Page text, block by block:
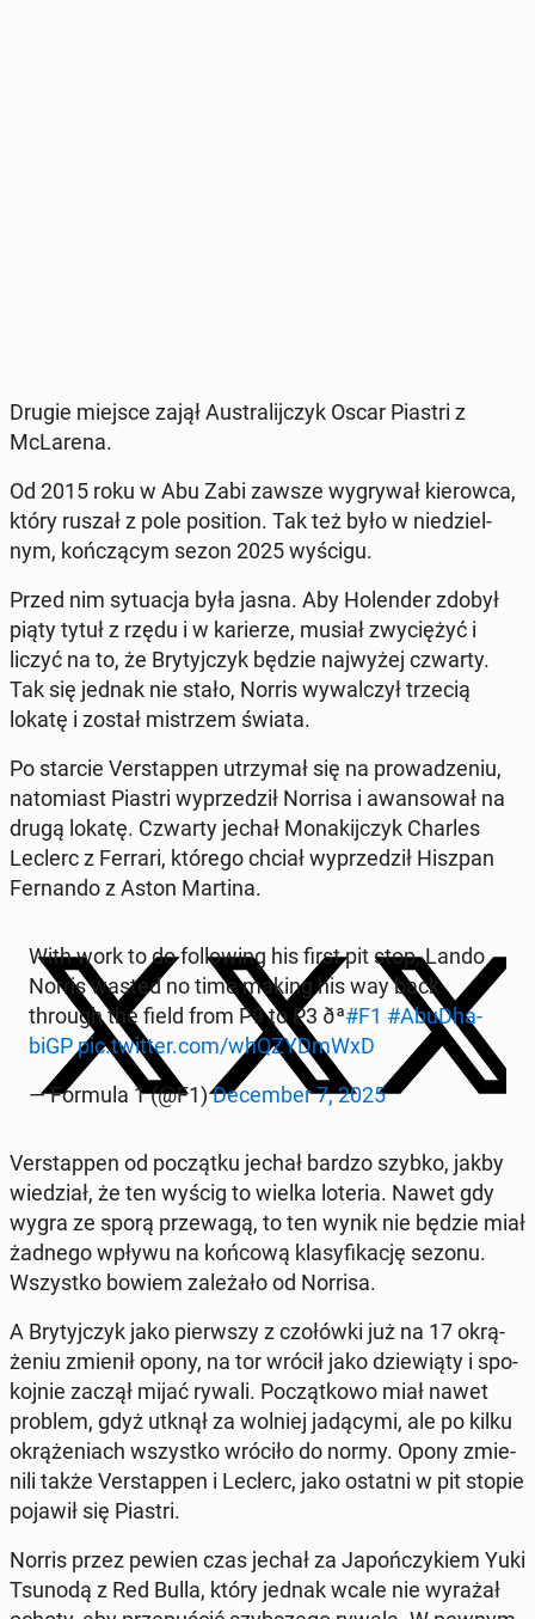
Drugie miejsce zajął Au­stra­lij­czyk Oscar Piastri z
McLa­re­na.
Od 2015 roku w Abu Zabi zawsze wy­gry­wał kie­row­ca,
który ruszał z pole po­si­tion. Tak też było w nie­dziel­
nym, koń­czą­cym sezon 2025 wyścigu.
Przed nim sy­tu­acja była jasna. Aby Ho­len­der zdobył
piąty tytuł z rzędu i w ka­rie­rze, musiał zwy­cię­żyć i
liczyć na to, że Bry­tyj­czyk będzie naj­wy­żej czwarty.
Tak się jednak nie stało, Norris wy­wal­czył trzecią
lokatę i został mi­strzem świata.
Po starcie Ver­stap­pen utrzy­mał się na pro­wa­dze­niu,
na­to­miast Piastri wy­prze­dził Norrisa i awan­so­wał na
drugą lokatę. Czwarty jechał Mo­na­kij­czyk Charles
Leclerc z Ferrari, którego chciał wy­prze­dził Hiszpan
Fer­nan­do z Aston Martina.
With work to do fol­lo­wing his first pit stop, Lando
Norris wasted no time making his way back
through the field from P9 to P3 ðª#F1 #Abu­Dha­
biGPpic.twitter.com/whQZYDm­WxD
— Formula 1 (@F1)De­cem­ber 7, 2025
Ver­stap­pen od po­cząt­ku jechał bardzo szybko, jakby
wie­dział, że ten wyścig to wielka loteria. Nawet gdy
wygra ze sporą prze­wa­gą, to ten wynik nie będzie miał
żadnego wpływu na końcową kla­sy­fi­ka­cję sezonu.
Wszyst­ko bowiem za­le­ża­ło od Norrisa.
A Bry­tyj­czyk jako pierw­szy z czo­łów­ki już na 17 okrą­
że­niu zmienił opony, na tor wrócił jako dzie­wią­ty i spo­
koj­nie zaczął mijać rywali. Po­cząt­ko­wo miał nawet
problem, gdyż utknął za wolniej ja­dą­cy­mi, ale po kilku
okrą­że­niach wszyst­ko wróciło do normy. Opony zmie­
ni­li także Ver­stap­pen i Leclerc, jako ostatni w pit stopie
pojawił się Piastri.
Norris przez pewien czas jechał za Ja­poń­czy­kiem Yuki
Tsunodą z Red Bulla, który jednak wcale nie wyrażał